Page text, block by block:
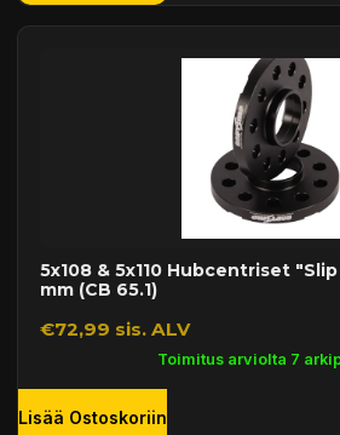
5x108 & 5x110 Hubcentriset
mm (CB 65.1)
€72,99 sis. ALV
Toimitus arviolta 7
Lisää Ostoskoriin